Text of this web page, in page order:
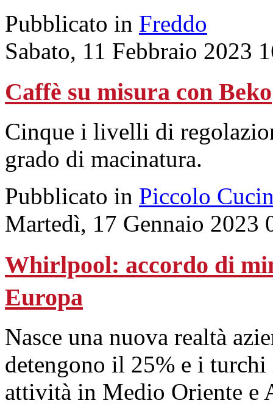
Pubblicato in Freddo
Sabato, 11 Febbraio 2023
Caffè su misura con Beko
Cinque i livelli di
grado di macinatura.
Pubblicato in Piccolo
Martedì, 17 Gennaio 2023
Whirlpool: accordo di
Europa
Nasce una nuova realtà
detengono il 25% e i
attività in Medio Oriente e